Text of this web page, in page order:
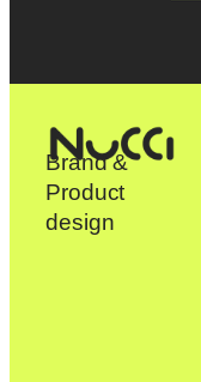
Brand &
Product
design